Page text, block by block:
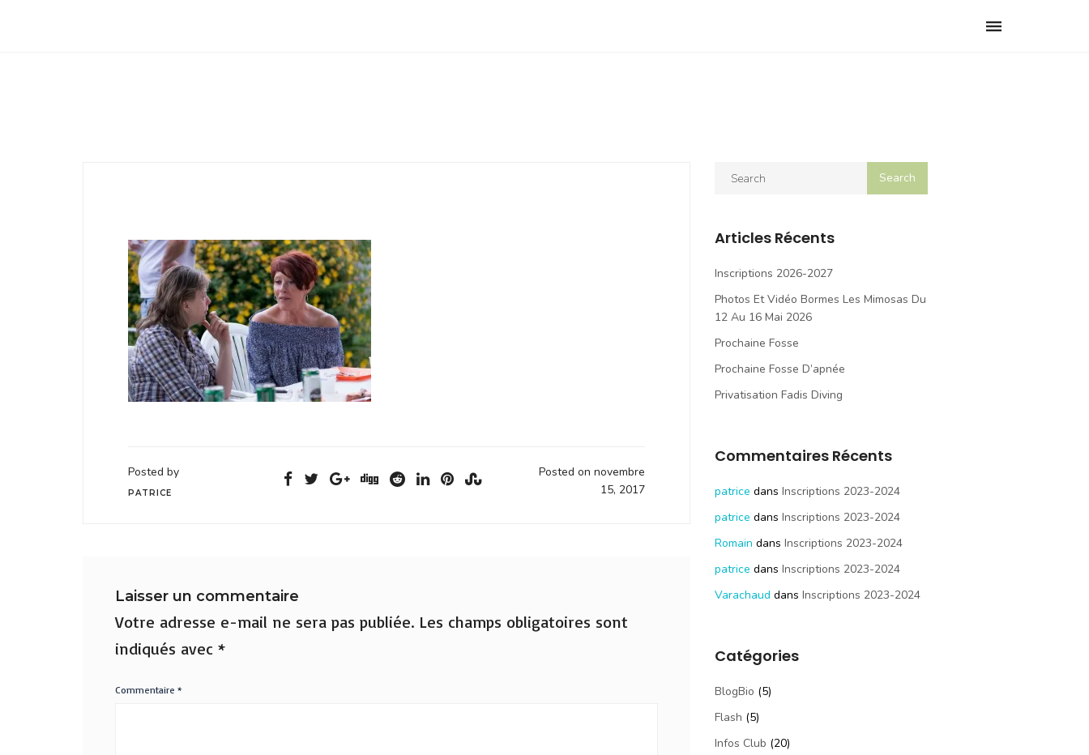
Toggle
Posted by
PATRICE
Posted on novembre
15, 2017
Laisser un commentaire
Votre adresse e-mail ne sera pas publiée. Les champs obligatoires sont
indiqués avec *
Commentaire *
Articles Récents
Inscriptions 2026-2027
Photos Et Vidéo Bormes Les Mimosas Du
12 Au 16 Mai 2026
Prochaine Fosse
Prochaine Fosse D’apnée
Privatisation Fadis Diving
Commentaires Récents
patrice dans Inscriptions 2023-2024
patrice dans Inscriptions 2023-2024
Romain dans Inscriptions 2023-2024
patrice dans Inscriptions 2023-2024
Varachaud dans Inscriptions 2023-2024
Catégories
BlogBio (5)
Flash (5)
Infos Club (20)